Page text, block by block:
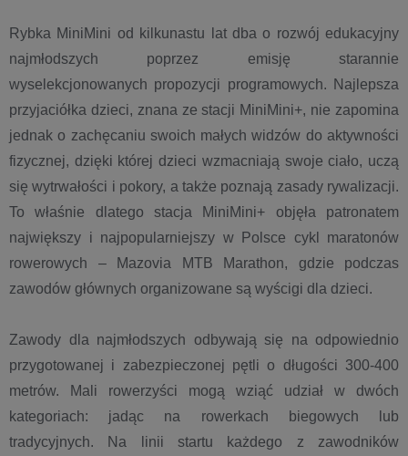
Rybka MiniMini od kilkunastu lat dba o rozwój edukacyjny
najmłodszych poprzez emisję starannie
wyselekcjonowanych propozycji programowych. Najlepsza
przyjaciółka dzieci, znana ze stacji MiniMini+, nie zapomina
jednak o zachęcaniu swoich małych widzów do aktywności
fizycznej, dzięki której dzieci wzmacniają swoje ciało, uczą
się wytrwałości i pokory, a także poznają zasady rywalizacji.
To właśnie dlatego stacja MiniMini+ objęła patronatem
największy i najpopularniejszy w Polsce cykl maratonów
rowerowych – Mazovia MTB Marathon, gdzie podczas
zawodów głównych organizowane są wyścigi dla dzieci.
Zawody dla najmłodszych odbywają się na odpowiednio
przygotowanej i zabezpieczonej pętli o długości 300-400
metrów. Mali rowerzyści mogą wziąć udział w dwóch
kategoriach: jadąc na rowerkach biegowych lub
tradycyjnych. Na linii startu każdego z zawodników